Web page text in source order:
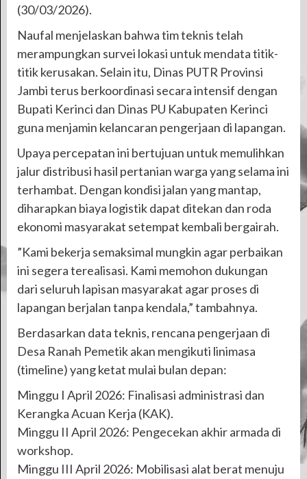
(30/03/2026).
​Naufal menjelaskan bahwa tim teknis telah
merampungkan survei lokasi untuk mendata titik-
titik kerusakan. Selain itu, Dinas PUTR Provinsi
Jambi terus berkoordinasi secara intensif dengan
Bupati Kerinci dan Dinas PU Kabupaten Kerinci
guna menjamin kelancaran pengerjaan di lapangan.
Upaya percepatan ini bertujuan untuk memulihkan
jalur distribusi hasil pertanian warga yang selama ini
terhambat. Dengan kondisi jalan yang mantap,
diharapkan biaya logistik dapat ditekan dan roda
ekonomi masyarakat setempat kembali bergairah.
​”Kami bekerja semaksimal mungkin agar perbaikan
ini segera terealisasi. Kami memohon dukungan
dari seluruh lapisan masyarakat agar proses di
lapangan berjalan tanpa kendala,” tambahnya.
Berdasarkan data teknis, rencana pengerjaan di
Desa Ranah Pemetik akan mengikuti linimasa
(timeline) yang ketat mulai bulan depan:
​Minggu I April 2026: Finalisasi administrasi dan
Kerangka Acuan Kerja (KAK).
​Minggu II April 2026: Pengecekan akhir armada di
workshop.
​Minggu III April 2026: Mobilisasi alat berat menuju